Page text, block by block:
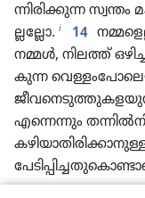
ന്നി​രി​ക്കുന്ന
ല്ല​ല്ലോ. i 14
നമ്മൾ, നിലത്ത്‌
കുന്ന
എന്നെന്നും
യജമാ​ന​നായ